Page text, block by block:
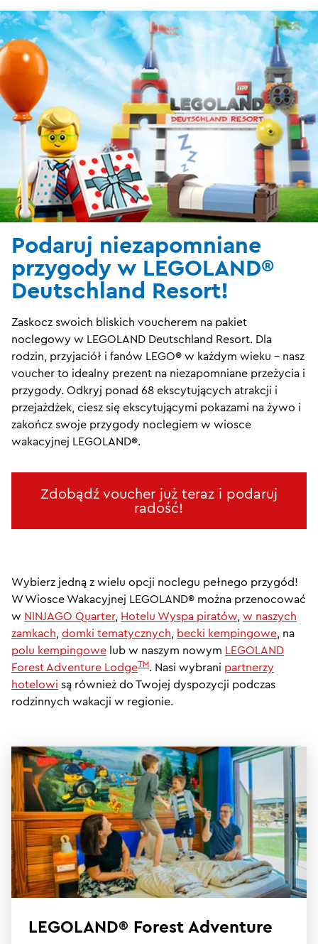
Podaruj niezapomniane
przygody w LEGOLAND®
Deutschland Resort!
Zaskocz swoich bliskich voucherem na pakiet
noclegowy w LEGOLAND Deutschland Resort. Dla
rodzin, przyjaciół i fanów LEGO® w każdym wieku – nasz
voucher to idealny prezent na niezapomniane przeżycia i
przygody. Odkryj ponad 68 ekscytujących atrakcji i
przejażdżek, ciesz się ekscytującymi pokazami na żywo i
zakończ swoje przygody noclegiem w wiosce
wakacyjnej LEGOLAND®.
Zdobądź voucher już teraz i podaruj
radość!
Wybierz jedną z wielu opcji noclegu pełnego przygód!
W Wiosce Wakacyjnej LEGOLAND® można przenocować
w NINJAGO Quarter, Hotelu Wyspa piratów, w naszych
zamkach, domki tematycznych, becki kempingowe, na
polu kempingowe lub w naszym nowym LEGOLAND
Forest Adventure LodgeTM. Nasi wybrani partnerzy
hotelowi są również do Twojej dyspozycji podczas
rodzinnych wakacji w regionie.
LEGOLAND® Forest Adventure